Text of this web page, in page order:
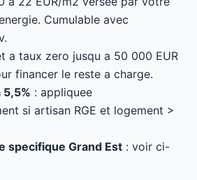
Cumulable avec
a taux zero jusqu a 50 000 EUR
financer le reste a charge.
: appliquee
si artisan RGE et logement >
specifique Grand Est : voir ci-